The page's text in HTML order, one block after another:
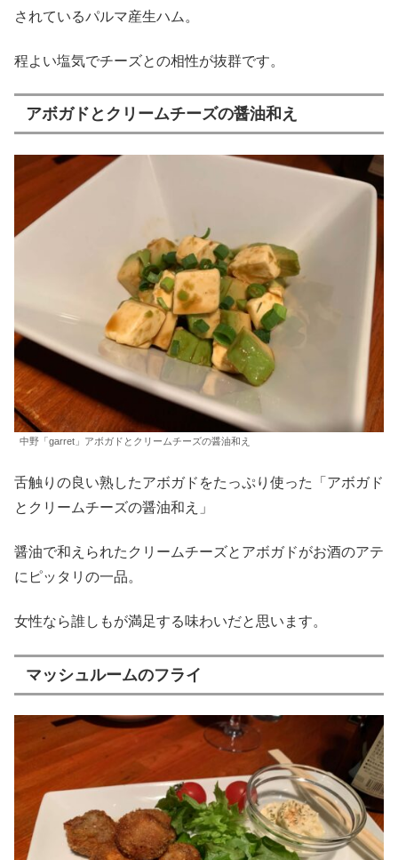
されているパルマ産生ハム。
程よい塩気でチーズとの相性が抜群です。
アボガドとクリームチーズの醤油和え
中野「garret」アボガドとクリームチーズの醤油和え
舌触りの良い熟したアボガドをたっぷり使った「アボガド
とクリームチーズの醤油和え」
醤油で和えられたクリームチーズとアボガドがお酒のアテ
にピッタリの一品。
女性なら誰しもが満足する味わいだと思います。
マッシュルームのフライ